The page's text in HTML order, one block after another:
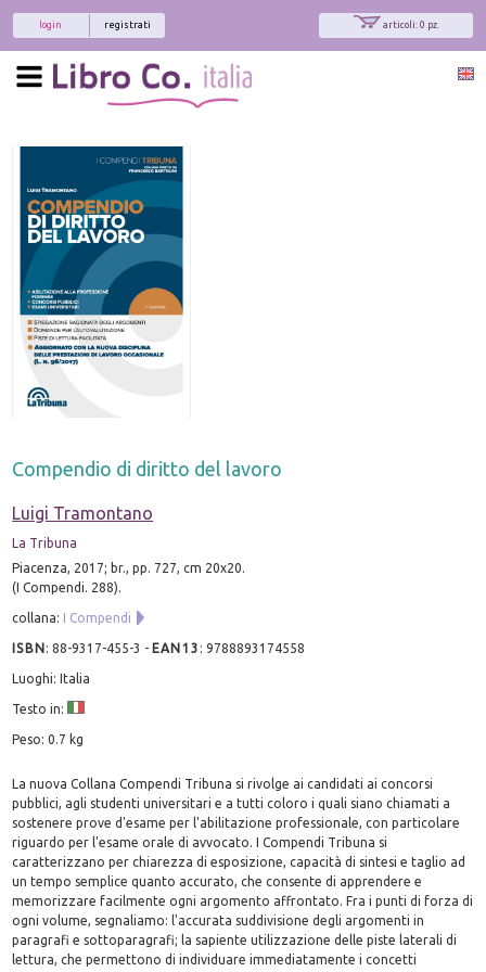
articoli: 0 pz.
registrati
login
Compendio di diritto del lavoro
Luigi Tramontano
La Tribuna
Piacenza, 2017; br., pp. 727, cm 20x20.
(I Compendi. 288).
collana: I Compendi
ISBN:88-9317-455-3 - EAN13 :9788893174558
Luoghi: Italia
Testo in:
Peso: 0.7 kg
La nuova Collana Compendi Tribuna si rivolge ai candidati ai concorsi
pubblici, agli studenti universitari e a tutti coloro i quali siano chiamati a
sostenere prove d'esame per l'abilitazione professionale, con particolare
riguardo per l'esame orale di avvocato. I Compendi Tribuna si
caratterizzano per chiarezza di esposizione, capacità di sintesi e taglio ad
un tempo semplice quanto accurato, che consente di apprendere e
memorizzare facilmente ogni argomento affrontato. Fra i punti di forza di
ogni volume, segnaliamo: l'accurata suddivisione degli argomenti in
paragrafi e sottoparagrafi; la sapiente utilizzazione delle piste laterali di
lettura, che permettono di individuare immediatamente i concetti